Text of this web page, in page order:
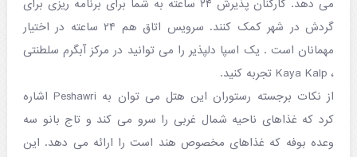
می دهد. کارکنان پذیرش ۲۴ ساعته به شما برای برنامه ریزی برای
گردش در شهر کمک کنند. سرویس اتاق هم ۲۴ ساعته در اختیار
مهمانان است . یک اسپا دلپذیر را می توانید در مرکز آبگرم سلطنتی
، Kaya Kalp تجربه کنید.
از نکات برجسته رستوران این هتل می توان به Peshawri اشاره
کرد که غذاهای ناحیه شمال غربی را سرو می کند و تاج بانو سه
وعده بوفه که غذاهای مخصوص هند است را ارائه می دهد. این